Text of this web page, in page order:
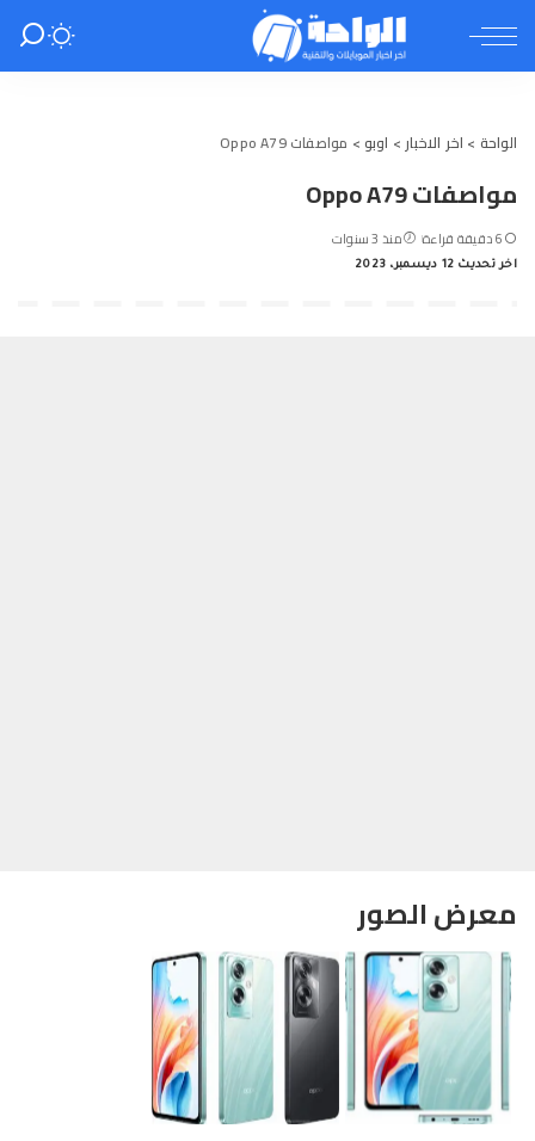
الواحة > اخر الاخبار > اوبو > مواصفات Oppo A79
مواصفات Oppo A79
6 دقيقة قراءة منذ 3 سنوات
اخر تحديث 12 ديسمبر، 2023
معرض الصور